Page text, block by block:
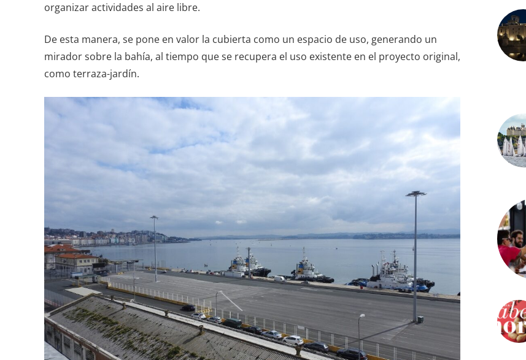
organizar actividades al aire libre.
De esta manera, se pone en valor la cubierta como un espacio de uso, generando un
mirador sobre la bahía, al tiempo que se recupera el uso existente en el proyecto original,
como terraza-jardín.